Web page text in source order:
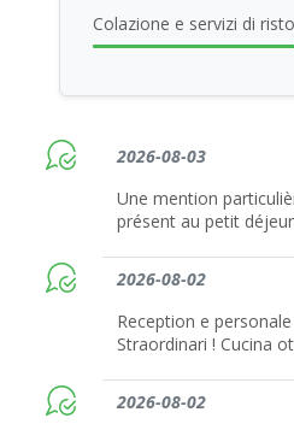
2026-08-03
Une mention
présent au petit
2026-08-02
Reception e
Straordinari ! Cucina
2026-08-02
Colazione e servizi di